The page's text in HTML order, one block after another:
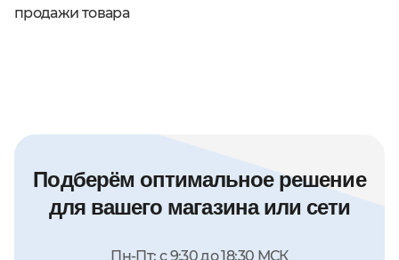
продажи товара
Подберём оптимальное решение
для вашего магазина или сети
Пн-Пт: с 9:30 до 18:30 МСК